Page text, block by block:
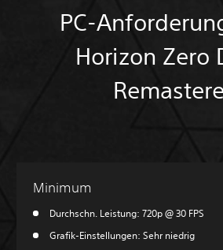
PC-
Horizon Zero
Minimum
Durchschn. Leistung: 720p @ 30 FPS
Grafik-Einstellungen: Sehr niedrig